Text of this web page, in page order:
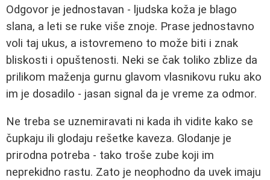
Odgovor je jednostavan - ljudska koža je blago
slana, a leti se ruke više znoje. Prase jednostavno
voli taj ukus, a istovremeno to može biti i znak
bliskosti i opuštenosti. Neki se čak toliko zblize da
prilikom maženja gurnu glavom vlasnikovu ruku ako
im je dosadilo - jasan signal da je vreme za odmor.
Ne treba se uznemiravati ni kada ih vidite kako se
čupkaju ili glodaju rešetke kaveza. Glodanje je
prirodna potreba - tako troše zube koji im
neprekidno rastu. Zato je neophodno da uvek imaju